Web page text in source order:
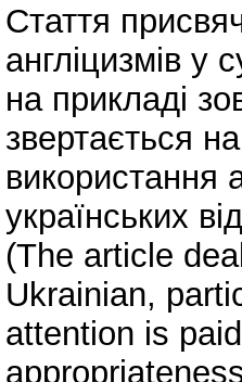
Стаття
англіцизмів у
на прикладі
звертається
використання
українських
(The article
Ukrainian,
attention is